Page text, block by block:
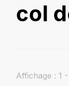
col
Affichage : 1